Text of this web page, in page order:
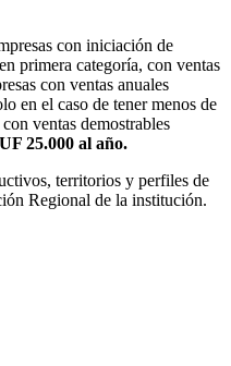
con iniciación de
primera categoría, con ventas
con ventas anuales
en el caso de tener menos de
ventas demostrables
UF 25.000 al año.
territorios y perfiles de
Regional de la institución.